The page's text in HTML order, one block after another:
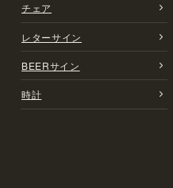
チェア
レターサイン
BEERサイン
時計